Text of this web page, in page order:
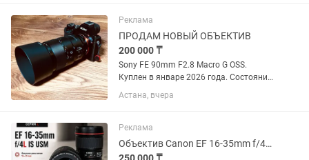
широкоугольного до портретного,...
Реклама
ПРОДАМ НОВЫЙ ОБЪЕКТИВ
200 000 ₸
Sony FE 90mm F2.8 Macro G OSS.
Куплен в январе 2026 года. Состояние
практически нового, без царапин и
потертостей. Полный комплект:
задняя крышки. Использовался...
Астана, вчера
Реклама
Объектив Canon EF 16-35mm f/4L IS USM